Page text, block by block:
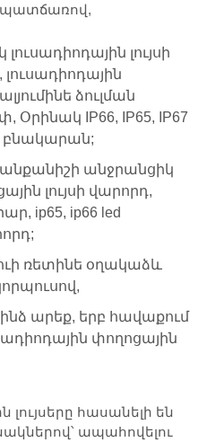
պատճառով,
լույսի
ձուլման
Օրինակ IP66, IP65, IP67
բնակարան;
անջրանցիկ
լույսի վարորդ,
ip65, ip66 led
ռետինե օղակաձև
արեք, երբ հավաքում
փողոցային
լույսերը հասանելի են
ապահովելու